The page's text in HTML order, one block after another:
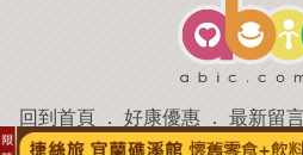
回到首頁 ． 好康優惠 ． 最新留
部落格微件．商家合作．討論區